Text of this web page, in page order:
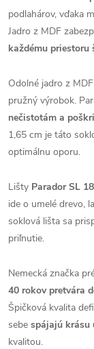
podlahárov, vďaka
Jadro z MDF
každému priestoru
Odolné jadro z
pružný výrobok.
nečistotám a
1,65 cm je táto
optimálnu oporu.
Lišty Parador SL
ide o umelé drevo,
soklová lišta sa
priľnutie.
Nemecká značka
40 rokov pretvára
Špičková kvalita
sebe spájajú krásu
kvalitou.